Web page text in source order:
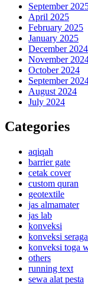
September
April 2025
February 2025
January 2025
December 2024
November
October 2024
September
August 2024
July 2024
Categories
aqiqah
barrier gate
cetak cover
custom quran
geotextile
jas almamater
jas lab
konveksi
konveksi
konveksi toga
others
running text
sewa alat pesta